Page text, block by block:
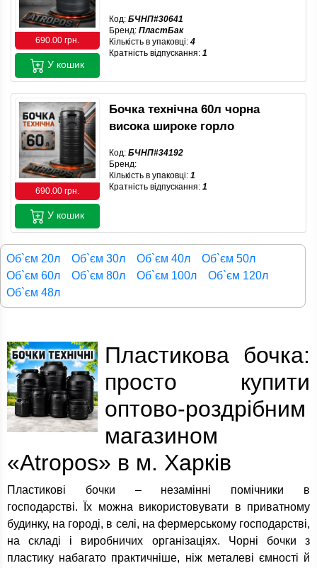
690.00 грн.
Код: БЧНП#30641
Бренд: ПластБак
Кількість в упаковці: 4
Кратність відпускання: 1
У кошик
690.00 грн.
Бочка технічна 60л чорна
висока широке горло
Код: БЧНП#34192
Бренд:
Кількість в упаковці: 1
Кратність відпускання: 1
У кошик
Об`єм 20л Об`єм 30л Об`єм 40л
Об`єм 50л
Об`єм 60л
Об`єм 80л Об`єм 100л
Об`єм 120л
Об`єм 48л
Пластикова бочка:
просто купити
оптово-роздрібним
магазином
«Atropos» в м. Харків
Пластикові бочки – незамінні помічники в
господарстві. Їх можна використовувати в приватному
будинку, на городі, в селі, на фермерському господарстві,
на складі і виробничих організаціях. Чорні бочки з
пластику набагато практичніше, ніж металеві ємності й